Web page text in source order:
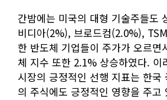
간밤에는 미국의 대형 기술주들도
비디아(2%), 브로드컴(2.0%),
한 반도체 기업들이 주가가 오르면
체 지수 또한 2.1% 상승하였다. 이
시장의 긍정적인 선행 지표는 한국
의 주식에도 긍정적인 영향을 주고